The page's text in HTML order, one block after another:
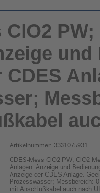
ClO2
CDES
Artikelnummer: 3331075931
CDES-Mess ClO2 PW; ClO2
Anlagen. Anzeige und
Anzeige der CDES Anlage.
Prozesswasser; Messbereich:
mit Anschlußkabel auch nach